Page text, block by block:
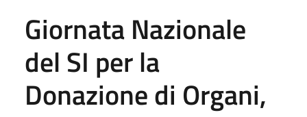
Giornata Nazionale
del SI per la
Donazione di Organi,